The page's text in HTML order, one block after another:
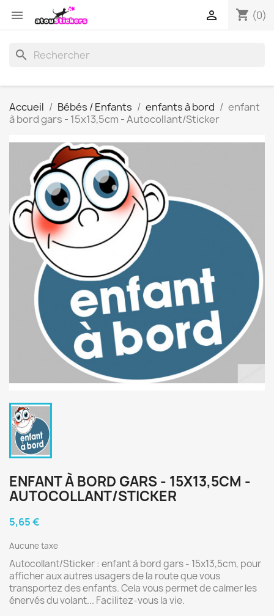
 shopping_cart (0)

search
Accueil Bébés / Enfants enfants à bord
enfant
à bord gars - 15x13,5cm - Autocollant/Sticker
ENFANT À BORD GARS - 15X13,5CM -
AUTOCOLLANT/STICKER
5,65 €
Aucune taxe
Autocollant/Sticker : enfant à bord gars - 15x13,5cm, pour
afficher aux autres usagers de la route que vous
transportez des enfants. Cela vous permet de calmer les
énervés du volant... Facilitez-vous la vie.